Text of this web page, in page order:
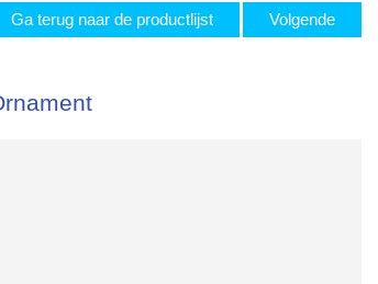
Ga terug naar de productlijst Volgende